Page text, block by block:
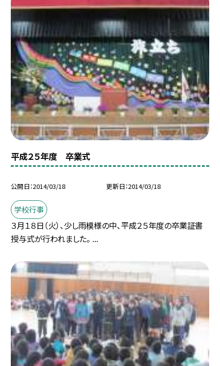
平成２５年度 卒業式
公開日 2014/03/18 更新日 2014/03/18
学校行事
３月１８日（火）、少し雨模様の中、平成２５年度の卒業証書
授与式が行われました。 ...